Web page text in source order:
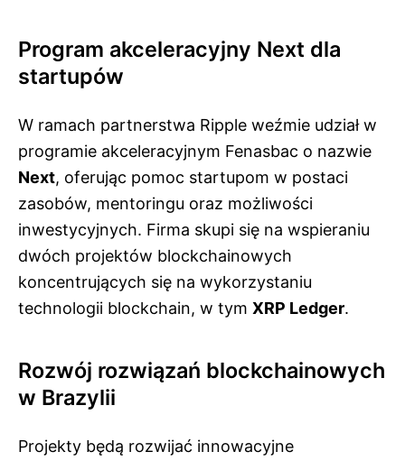
Program akceleracyjny Next dla
startupów
W ramach partnerstwa Ripple weźmie udział w
programie akceleracyjnym Fenasbac o nazwie
Next, oferując pomoc startupom w postaci
zasobów, mentoringu oraz możliwości
inwestycyjnych. Firma skupi się na wspieraniu
dwóch projektów blockchainowych
koncentrujących się na wykorzystaniu
technologii blockchain, w tym XRP Ledger.
Rozwój rozwiązań blockchainowych
w Brazylii
Projekty będą rozwijać innowacyjne